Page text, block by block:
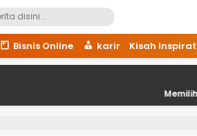
Bisnis Online karir Kisah
Memilih Lokasi